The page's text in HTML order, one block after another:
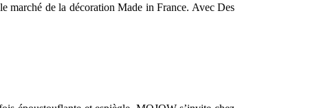
marché de la décoration Made in France. Avec Des